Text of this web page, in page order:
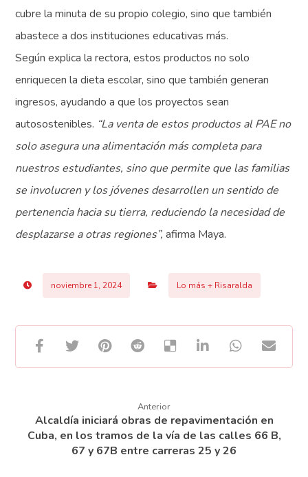
cubre la minuta de su propio colegio, sino que también
abastece a dos instituciones educativas más.
Según explica la rectora, estos productos no solo
enriquecen la dieta escolar, sino que también generan
ingresos, ayudando a que los proyectos sean
autosostenibles. “La venta de estos productos al PAE no
solo asegura una alimentación más completa para
nuestros estudiantes, sino que permite que las familias
se involucren y los jóvenes desarrollen un sentido de
pertenencia hacia su tierra, reduciendo la necesidad de
desplazarse a otras regiones”, afirma Maya.
noviembre 1, 2024 Lo más + Risaralda
Anterior
Alcaldía iniciará obras de repavimentación en
Cuba, en los tramos de la vía de las calles 66 B,
67 y 67B entre carreras 25 y 26